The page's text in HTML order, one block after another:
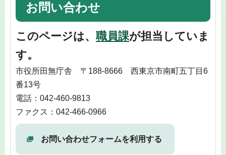
お問い合わせ
このページは、 職員課が担当していま
す。
市役所田無庁舎 〒188-8666 西東京市南町五丁目6
番13号
電話：042-460-9813
ファクス：042-466-0966
お問い合わせフォームを利用する